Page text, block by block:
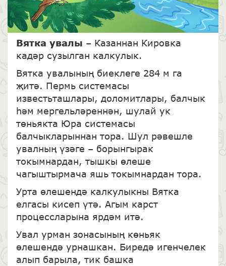
Вятка увалы – Казаннан Кировка
кадәр сузылган калкулык.
Вятка увалының биеклеге 284 м га
җитә. Пермь системасы
известьташлары, доломитлары, балчык
һәм мергельләреннән, шулай ук
төньякта Юра системасы
балчыкларыннан тора. Шул рәвешле
увалның үзәге – борынгырак
токымнардан, тышкы өлеше
чагыштырмача яшь токымнардан тора.
Урта өлешендә калкулыкны Вятка
елгасы кисеп үтә. Агым карст
процессларына ярдәм итә.
Увал урман зонасының көньяк
өлешендә урнашкан. Биредә игенчелек
алып барыла, тик башка